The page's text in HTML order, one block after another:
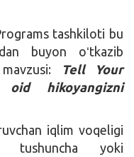
tashkiloti bu
buyon oʻtkazib
Tell Your
hikoyangizni
iqlim voqeligi
tushuncha yoki